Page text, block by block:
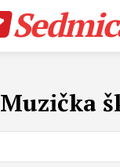
Muzička